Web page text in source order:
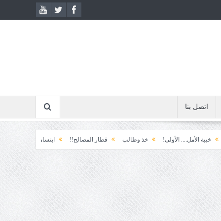
اتصل بنا
الأولى! خذ وطالب قطار المصالح!! ابتسامة الطوارئ! المكوّن وما